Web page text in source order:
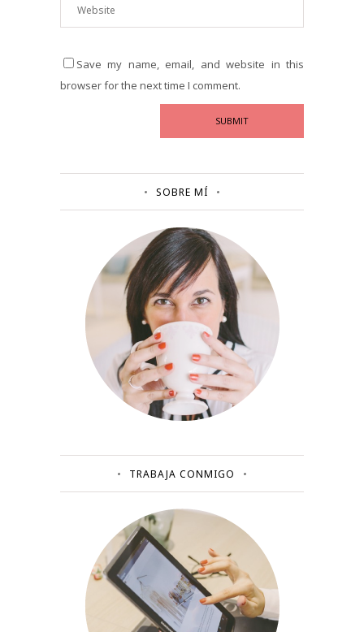
Save my name, email, and website in this
browser for the next time I comment.
SOBRE MÍ
TRABAJA CONMIGO